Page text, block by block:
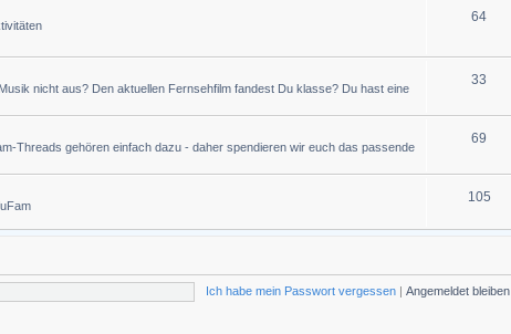
64
nicht aus? Den aktuellen Fernsehfilm fandest Du klasse? Du hast eine
33
Threads gehören einfach dazu - daher spendieren wir euch das passende
69
105
Ich habe mein Passwort vergessen | Angemeldet bleiben